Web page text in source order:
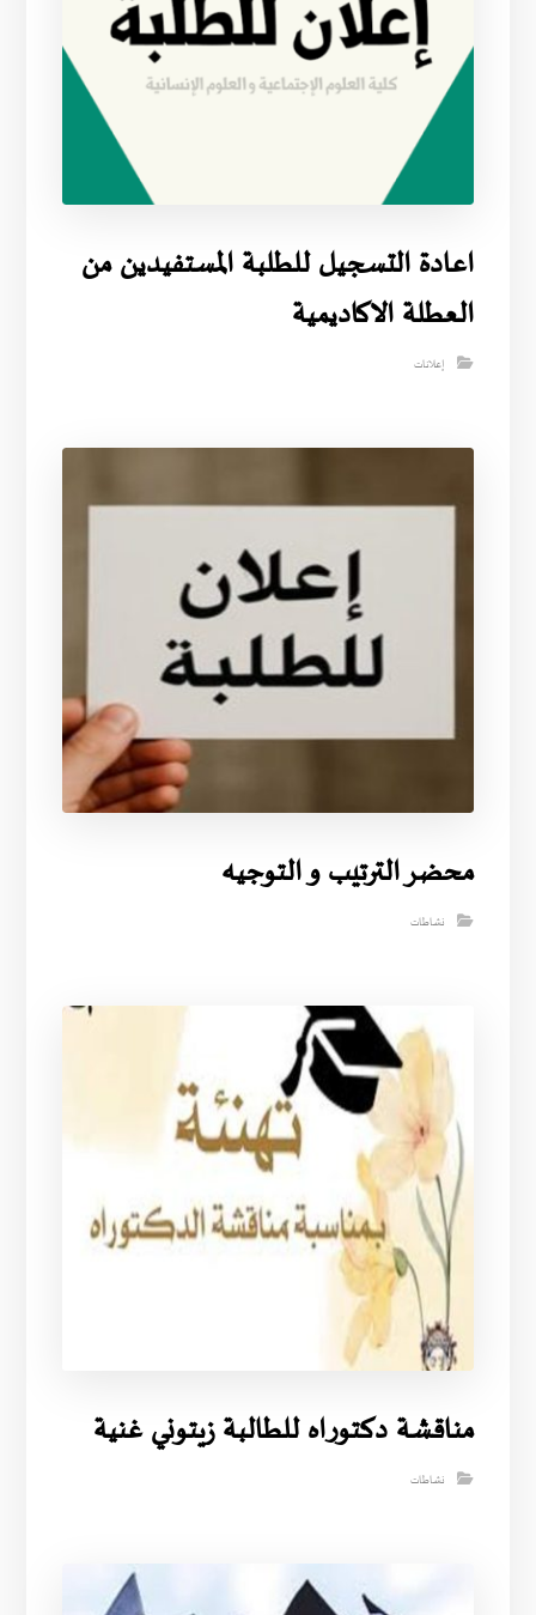
اعادة التسجيل للطلبة المستفيدين من
العطلة الاكاديمية
إعلانات
محضر الترتيب و التوجيه
نشاطات
مناقشة دكتوراه للطالبة زيتوني غنية
نشاطات